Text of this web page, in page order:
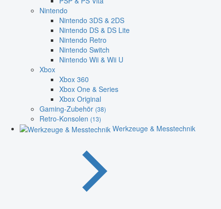
Nintendo
Nintendo 3DS & 2DS
Nintendo DS & DS Lite
Nintendo Retro
Nintendo Switch
Nintendo Wii & Wii U
Xbox
Xbox 360
Xbox One & Series
Xbox Original
Gaming-Zubehör (38)
Retro-Konsolen (13)
Werkzeuge & Messtechnik